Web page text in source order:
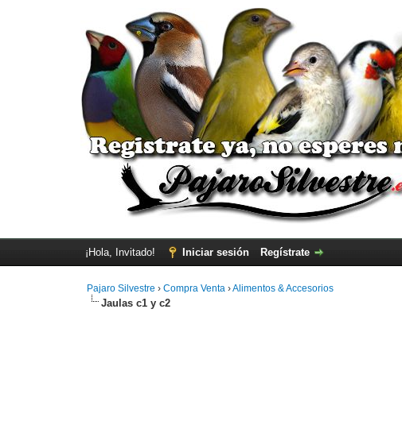
¡Hola, Invitado! Iniciar sesión Regístrate
Pajaro Silvestre ›Compra Venta ›Alimentos & Accesorios
Jaulas c1 y c2